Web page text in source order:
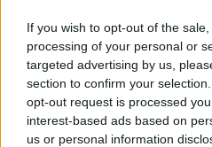
If you wish to opt-out of the
processing of your personal or
targeted advertising by us,
section to confirm your
opt-out request is processed
interest-based ads based on
us or personal information
Η διοίκηση Ατλέτικο ήρθε
του Μέσι για τον 30χρονο
στα 15 εκατ. ευρώ